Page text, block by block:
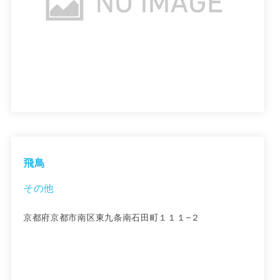
飛鳥
その他
京都府京都市南区東九条南石田町１１１−２